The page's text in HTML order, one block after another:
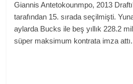
Giannis Antetokounmpo, 2013
tarafından 15. sırada seçilmişti.
aylarda Bucks ile beş yıllık 228.2
süper maksimum kontrata imza attı.